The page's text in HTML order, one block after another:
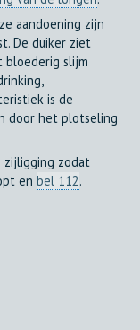
aandoening zijn
De duiker ziet
bloederig slijm
is de
door het plotseling
zijligging zodat
en bel 112.